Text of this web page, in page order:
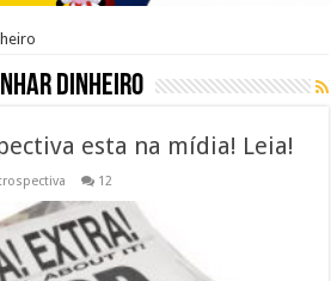
Dinheiro
esta na mídia! Leia!
12